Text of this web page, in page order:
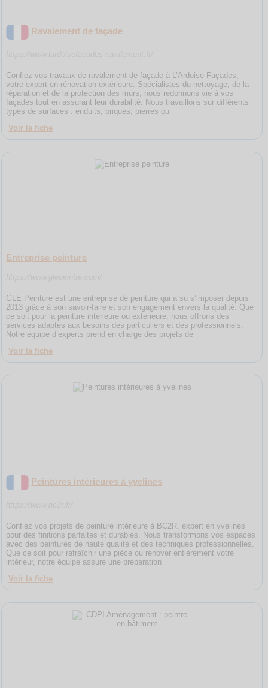
Ravalement de façade
Confiez vos travaux de ravalement de façade à L’Ardoise Façades,
votre expert en rénovation extérieure. Spécialistes du nettoyage, de la
réparation et de la protection des murs, nous redonnons vie à vos
façades tout en assurant leur durabilité. Nous travaillons sur différents
types de surfaces : enduits, briques, pierres ou
Voir la fiche
Entreprise peinture
GLE Peinture est une entreprise de peinture qui a su s’imposer depuis
2013 grâce à son savoir-faire et son engagement envers la qualité. Que
ce soit pour la peinture intérieure ou extérieure, nous offrons des
services adaptés aux besoins des particuliers et des professionnels.
Notre équipe d’experts prend en charge des projets de
Voir la fiche
Peintures intérieures à yvelines
Confiez vos projets de peinture intérieure à BC2R, expert en yvelines
pour des finitions parfaites et durables. Nous transformons vos espaces
avec des peintures de haute qualité et des techniques professionnelles.
Que ce soit pour rafraîchir une pièce ou rénover entièrement votre
intérieur, notre équipe assure une préparation
Voir la fiche